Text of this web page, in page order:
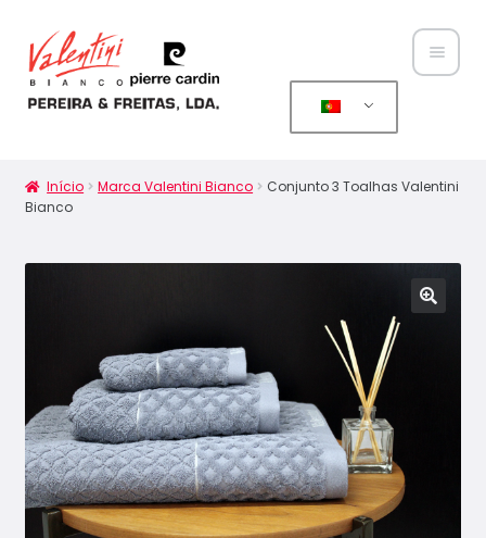
Sobre
Catál
ogo
Início Marca Valentini Bianco
Conjunto 3 Toalhas Valentini
Bianco